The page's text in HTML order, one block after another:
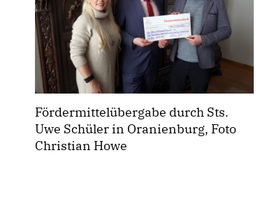
Fördermittelübergabe durch Sts.
Uwe Schüler in Oranienburg, Foto
Christian Howe